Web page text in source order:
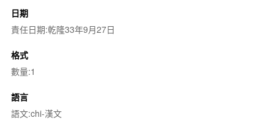
日期
責任日期:乾隆33年9月27日
格式
數量:1
語言
語文:chi-漢文